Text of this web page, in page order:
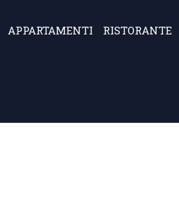
APPARTAMENTI RISTORANTE